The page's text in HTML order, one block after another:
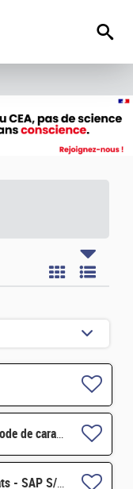
ALTERNANCE - Validation d'une méthode de caractérisation autour des filtres de ventilation nucléaire H/F
Responsable Applicatif Domaine Achats - SAP S/4 Module MM H/F